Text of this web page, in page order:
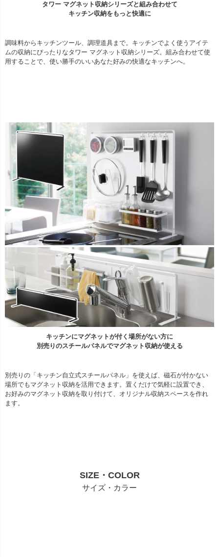
タワー マグネット収納シリーズと組み合わせて
キッチン収納をもっと快適に
調味料からキッチンツール、調理道具まで。キッチンでよく使うアイテ
ムの収納にぴったりなタワー マグネット収納シリーズ。組み合わせて使
用することで、使い勝手のいいあなた好みの快適なキッチンへ。
キッチンにマグネットが付く場所がない方に
別売りのスチールパネルでマグネット収納が使える
別売りの「キッチン自立式スチールパネル」を使えば、磁石が付かない
場所でもマグネット収納を活用できます。置くだけで気軽に設置でき、
お好みのマグネット収納を取り付けて、オリジナル収納スペースを作れ
ます。
SIZE・COLOR
サイズ・カラー